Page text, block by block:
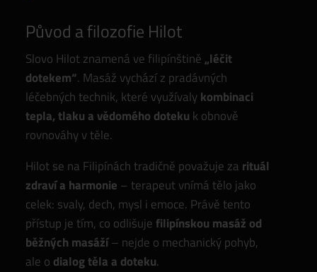
Původ a filozofie Hilot
Slovo Hilot znamená ve filipínštině„léčit
dotekem“. Masáž vychází z pradávných
léčebných technik, které využívalykombinaci
tepla, tlaku a vědomého doteku k obnově
rovnováhy v těle.
Hilot se na Filipínách tradičně považuje za rituál
zdraví a harmonie – terapeut vnímá tělo jako
celek: svaly, dech, mysl i emoce. Právě tento
přístup je tím, co odlišuje filipínskou masáž od
běžných masáží– nejde o mechanický pohyb,
ale o dialog těla a doteku.